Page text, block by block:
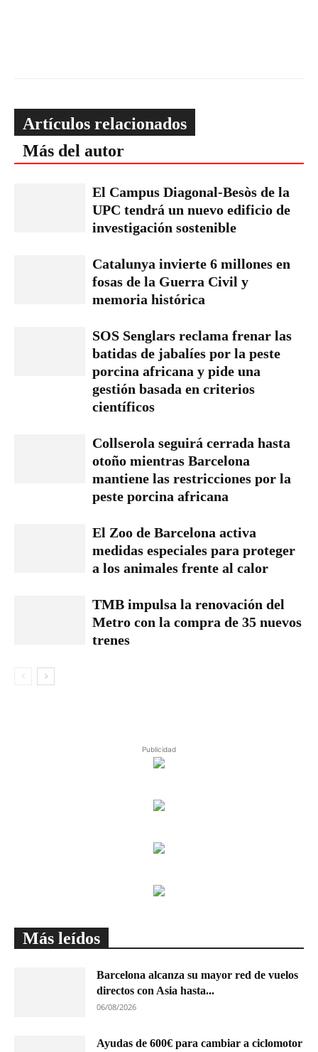
Artículos relacionados
Más del autor
El Campus Diagonal-Besòs de la
UPC tendrá un nuevo edificio de
investigación sostenible
Catalunya invierte 6 millones en
fosas de la Guerra Civil y
memoria histórica
SOS Senglars reclama frenar las
batidas de jabalíes por la peste
porcina africana y pide una
gestión basada en criterios
científicos
Collserola seguirá cerrada hasta
otoño mientras Barcelona
mantiene las restricciones por la
peste porcina africana
El Zoo de Barcelona activa
medidas especiales para proteger
a los animales frente al calor
TMB impulsa la renovación del
Metro con la compra de 35 nuevos
trenes
Publicidad
Más leídos
Barcelona alcanza su mayor red de vuelos
directos con Asia hasta...
06/08/2026
Ayudas de 600€ para cambiar a ciclomotor